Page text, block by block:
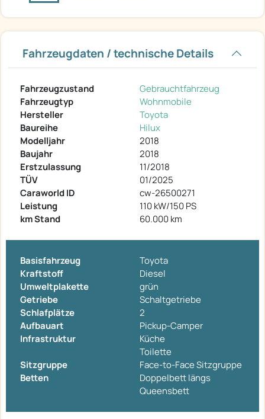
Fahrzeugdaten / technische Details
Fahrzeugzustand
Gebrauchtfahrzeug
Fahrzeugtyp
Wohnmobile
Hersteller
Toyota
Baureihe
Hilux
Modelljahr
2018
Baujahr
2018
Erstzulassung
11/2018
TÜV
01/2025
Caraworld ID
cw-26500271
Leistung
110 kW/150 PS
km Stand
60.000 km
Basisfahrzeug
Toyota
Kraftstoff
Diesel
Umweltplakette
grün
Getriebe
Schaltgetriebe
Schlafplätze
2
Aufbauart
Pickup-Camper
Infrastruktur
Küche
Toilette
Sitzgruppe
Face-to-Face Sitzgruppe
Betten
Doppelbett längs
Queensbett